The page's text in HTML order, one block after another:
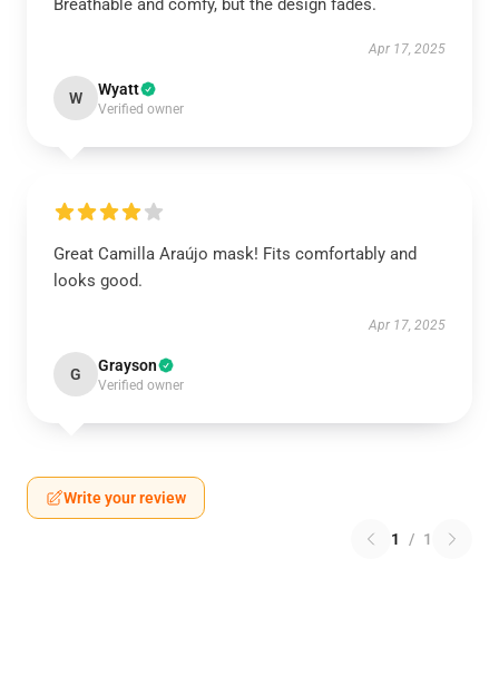
Breathable and comfy, but the design fades.
Apr 17, 2025
W Wyatt
Verified owner
Great Camilla Araújo mask! Fits comfortably and
looks good.
Apr 17, 2025
G Grayson
Verified owner
Write your review
1 / 1